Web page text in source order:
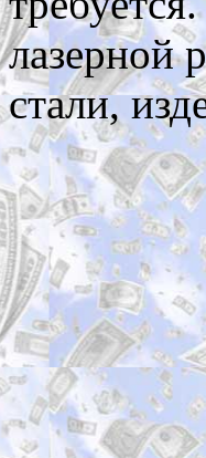
лазерной
стали,